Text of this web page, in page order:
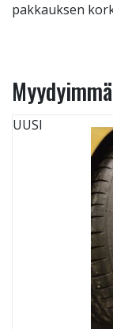
pakkauksen
UUSI